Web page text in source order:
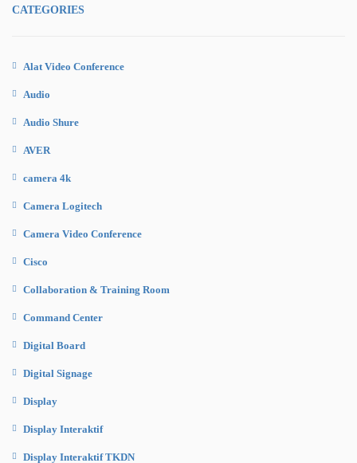
CATEGORIES
Alat Video Conference
Audio
Audio Shure
AVER
camera 4k
Camera Logitech
Camera Video Conference
Cisco
Collaboration & Training Room
Command Center
Digital Board
Digital Signage
Display
Display Interaktif
Display Interaktif TKDN